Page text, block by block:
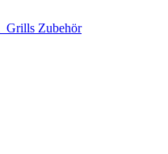
Grills Zubehör